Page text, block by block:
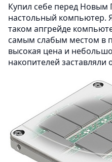
Купил себе перед Новым
настольный компьютер.
таком апгрейде
самым слабым местом в
высокая цена и
накопителей заставляли